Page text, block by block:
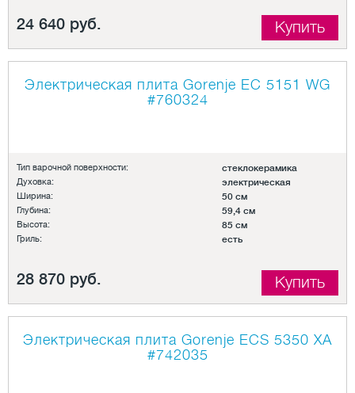
24 640 руб. Купить
Электрическая плита Gorenje EC 5151 WG
#760324
Тип варочной поверхности: стеклокерамика
Духовка: электрическая
Ширина: 50 см
Глубина: 59,4 см
Высота: 85 см
Гриль: есть
28 870 руб. Купить
Электрическая плита Gorenje ECS 5350 XA
#742035